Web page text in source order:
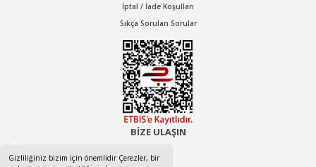
Gizliliğiniz bizim için önemlidir Çerezler, bir
İptal / İade Koşulları
Sıkça Sorulan Sorular
BİZE ULAŞIN
0532 525 5674